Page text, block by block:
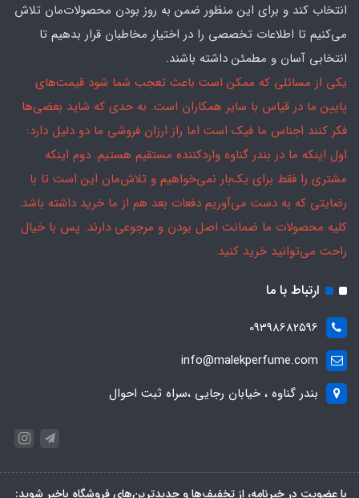
انتخاب کند و برای این منظور ضمن به روز بودن محصولات‌مان تلاش
می‌کنیم تا اطلاعات تخصصی را در اختیار مخاطبان قرار بدهیم تا
انتخابی آسان و مطمئن داشته باشند.
یکی از مسائلی که ممکن است باعث تعجب شما شود قیمت‌های
پایین ما در قیاس با سایر همکاران است. به حدی که شاید بعضی‌ها
فکر کنند اجناس ما فیک است اما راز ارزان فروشی ما دو دلیل دارد:
اول اینکه ما در بندر گناوه واردکننده مستقیم هستیم. دوم اینکه
مشتری را فقط برای یک‌بار نمی‌خواهیم و تلاش‌مان این است تا با
رضایتی که به دست می‌آوریم دفعات بعد هم از ما خرید داشته باشد.
کلیه محصولات ما ضمانت اصل بودن و مرجوعی دارند. پس با خیال
راحت می‌توانید خرید کنید.
ارتباط با ما
09398682596
info@malekperfume.com
بندر گناوه ، خیابان رجایی ،سراه ثبت احوال
با عضویت در خبرنامه، از تخفیف‌ها و جدیدترین‌های فروشگاه باخبر شوید: